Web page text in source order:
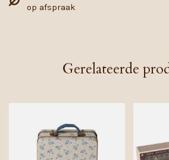
op afspraak
Gerelateerde